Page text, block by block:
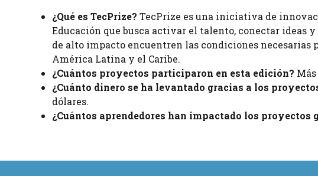
¿Qué es TecPrize? TecPrize es una iniciativa de
Educación que busca activar el talento, conectar ideas
de alto impacto encuentren las condiciones necesarias
América Latina y el Caribe.
¿Cuántos proyectos participaron en esta edición?
¿Cuánto dinero se ha levantado gracias a los
dólares.
¿Cuántos aprendedores han impactado los proyectos